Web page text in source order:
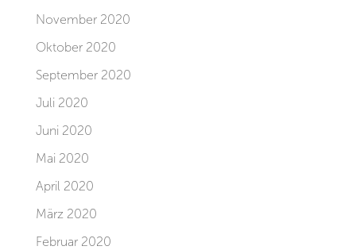
November 2020
Oktober 2020
September 2020
Juli 2020
Juni 2020
Mai 2020
April 2020
März 2020
Februar 2020